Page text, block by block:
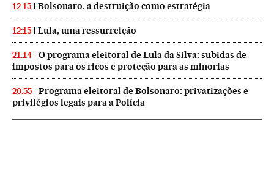
12:15 Bolsonaro, a destruição como estratégia
12:15 Lula, uma ressurreição
21:14
O programa eleitoral de Lula da Silva: subidas de
impostos para os ricos e proteção para as minorias
20:55
Programa eleitoral de Bolsonaro: privatizações e
privilégios legais para a Polícia